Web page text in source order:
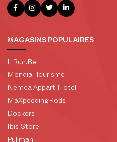
MAGASINS POPULAIRES
I-Run.Be
Mondial Tourisme
Nemea Appart Hotel
MaXpeedingRods
Dockers
Ibis Store
Pullman